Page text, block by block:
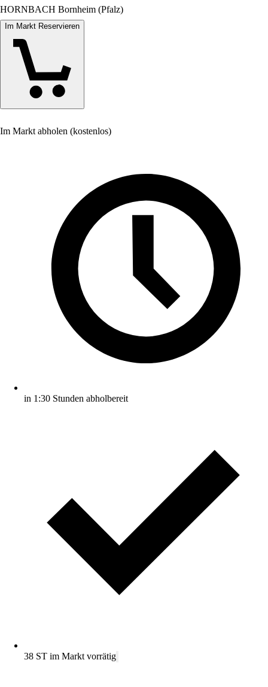
HORNBACH Bornheim (Pfalz)
Im Markt Reservieren
Im Markt abholen (kostenlos)
in 1:30 Stunden abholbereit
38 ST im Markt vorrätig